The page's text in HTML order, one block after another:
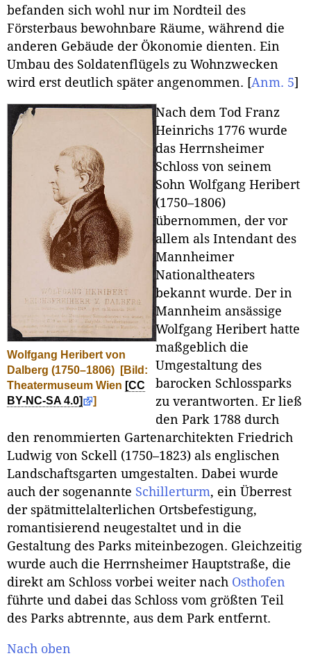
befanden sich wohl nur im Nordteil des
Försterbaus bewohnbare Räume, während die
anderen Gebäude der Ökonomie dienten. Ein
Umbau des Soldatenflügels zu Wohnzwecken
wird erst deutlich später angenommen. [Anm. 5]
Wolfgang Heribert von
Dalberg (1750–1806)
[Bild:
Theatermuseum Wien [CC
BY-NC-SA 4.0]
]
Nach dem Tod Franz
Heinrichs 1776 wurde
das Herrnsheimer
Schloss von seinem
Sohn Wolfgang Heribert
(1750–1806)
übernommen, der vor
allem als Intendant des
Mannheimer
Nationaltheaters
bekannt wurde. Der in
Mannheim ansässige
Wolfgang Heribert hatte
maßgeblich die
Umgestaltung des
barocken Schlossparks
zu verantworten. Er ließ
den Park 1788 durch
den renommierten Gartenarchitekten Friedrich
Ludwig von Sckell (1750–1823) als englischen
Landschaftsgarten umgestalten. Dabei wurde
auch der sogenannte Schillerturm, ein Überrest
der spätmittelalterlichen Ortsbefestigung,
romantisierend neugestaltet und in die
Gestaltung des Parks miteinbezogen. Gleichzeitig
wurde auch die Herrnsheimer Hauptstraße, die
direkt am Schloss vorbei weiter nach Osthofen
führte und dabei das Schloss vom größten Teil
des Parks abtrennte, aus dem Park entfernt.
Nach oben